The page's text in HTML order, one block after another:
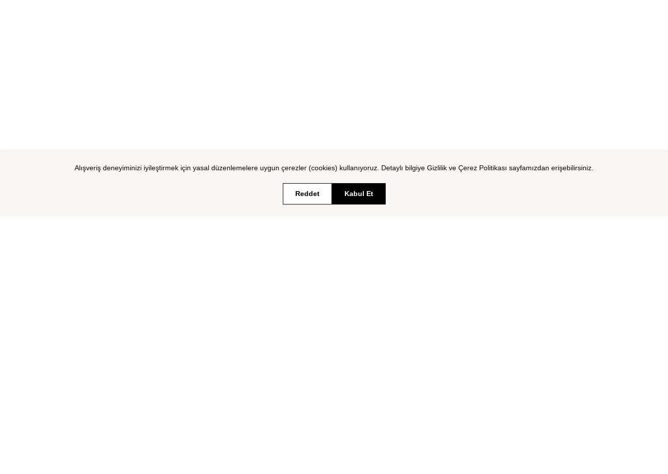
Alışveriş deneyiminizi iyileştirmek için yasal düzenlemelere uygun çerezler (cookies) kullanıyoruz. Detaylı bilgiye Gizlilik ve Çerez Politikası sayfamızdan erişebilirsiniz.
Reddet Kabul Et